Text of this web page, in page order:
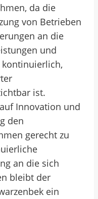
da die
von Betrieben
an die
und
ist.
Innovation und
den
gerecht zu
an die sich
bleibt der
ein